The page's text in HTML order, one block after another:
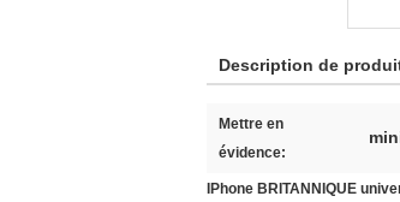
Description de
Mettre en
évidence:
IPhone BRITANNIQUE